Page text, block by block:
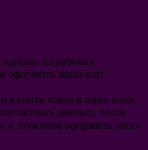
Бильбао
из рабочих
заказ или
купить товар в один клик
данных, после
и поможем оформить заказ